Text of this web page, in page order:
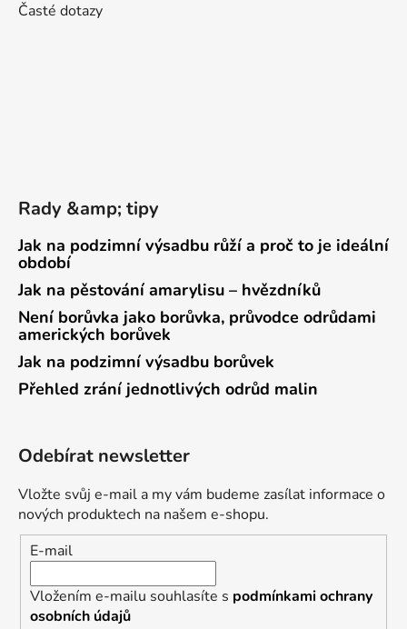
Časté dotazy
Rady &amp; tipy
Jak na podzimní výsadbu růží a proč to je ideální
období
Jak na pěstování amarylisu – hvězdníků
Není borůvka jako borůvka, průvodce odrůdami
amerických borůvek
Jak na podzimní výsadbu borůvek
Přehled zrání jednotlivých odrůd malin
Odebírat newsletter
Vložte svůj e-mail a my vám budeme zasílat informace o
nových produktech na našem e-shopu.
E-mail
Vložením e-mailu souhlasíte s podmínkami ochrany
osobních údajů